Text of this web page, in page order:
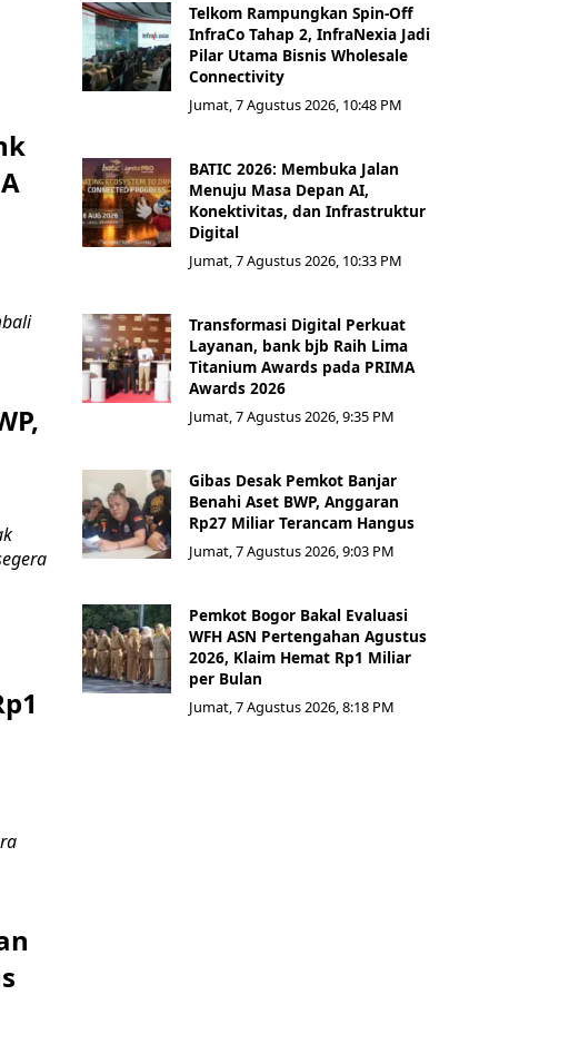
Telkom Rampungkan Spin-Off
InfraCo Tahap 2, InfraNexia Jadi
Pilar Utama Bisnis Wholesale
Connectivity
Jumat, 7 Agustus 2026, 10:48 PM
BATIC 2026: Membuka Jalan
Menuju Masa Depan AI,
Konektivitas, dan Infrastruktur
Digital
Jumat, 7 Agustus 2026, 10:33 PM
Transformasi Digital Perkuat
Layanan, bank bjb Raih Lima
Titanium Awards pada PRIMA
Awards 2026
Jumat, 7 Agustus 2026, 9:35 PM
Gibas Desak Pemkot Banjar
Benahi Aset BWP, Anggaran
Rp27 Miliar Terancam Hangus
Jumat, 7 Agustus 2026, 9:03 PM
Pemkot Bogor Bakal Evaluasi
WFH ASN Pertengahan Agustus
2026, Klaim Hemat Rp1 Miliar
per Bulan
Jumat, 7 Agustus 2026, 8:18 PM